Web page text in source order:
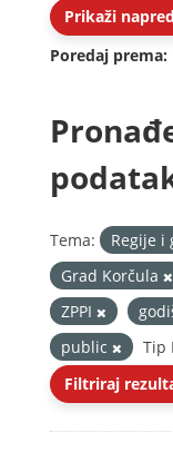
Prikaži
Poredaj prema
Tema: Regije i
Grad Korčula
ZPPI
public
Tip
Filtriraj